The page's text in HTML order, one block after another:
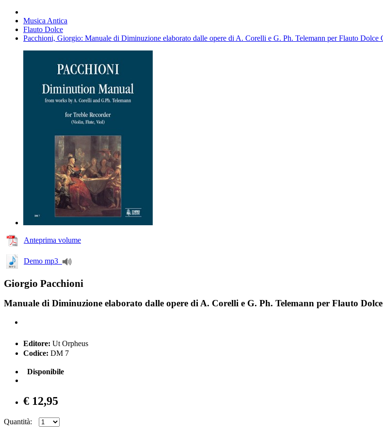
Musica Antica
Flauto Dolce
Pacchioni, Giorgio: Manuale di Diminuzione elaborato dalle opere di A. Corelli e G. Ph. Telemann per Flauto Dolce
Anteprima volume
Demo mp3
Giorgio Pacchioni
Manuale di Diminuzione elaborato dalle opere di A. Corelli e G. Ph. Telemann per Flauto
Editore: Ut Orpheus
Codice: DM 7
Disponibile
€ 12,95
Quantità: